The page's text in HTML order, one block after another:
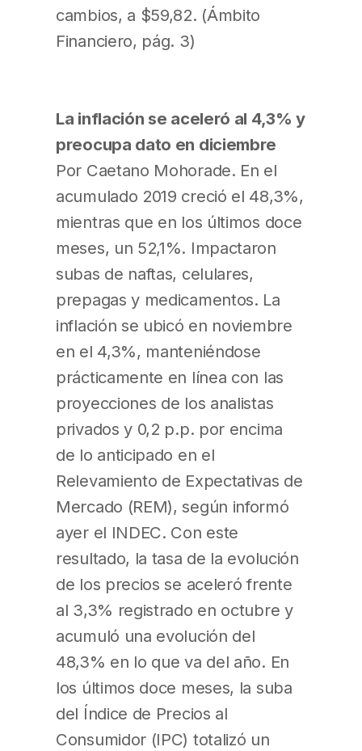
cambios, a $59,82. (Ámbito
Financiero, pág. 3)
La inflación se aceleró al 4,3% y
preocupa dato en diciembre
Por Caetano Mohorade. En el
acumulado 2019 creció el 48,3%,
mientras que en los últimos doce
meses, un 52,1%. Impactaron
subas de naftas, celulares,
prepagas y medicamentos. La
inflación se ubicó en noviembre
en el 4,3%, manteniéndose
prácticamente en línea con las
proyecciones de los analistas
privados y 0,2 p.p. por encima
de lo anticipado en el
Relevamiento de Expectativas de
Mercado (REM), según informó
ayer el INDEC. Con este
resultado, la tasa de la evolución
de los precios se aceleró frente
al 3,3% registrado en octubre y
acumuló una evolución del
48,3% en lo que va del año. En
los últimos doce meses, la suba
del Índice de Precios al
Consumidor (IPC) totalizó un